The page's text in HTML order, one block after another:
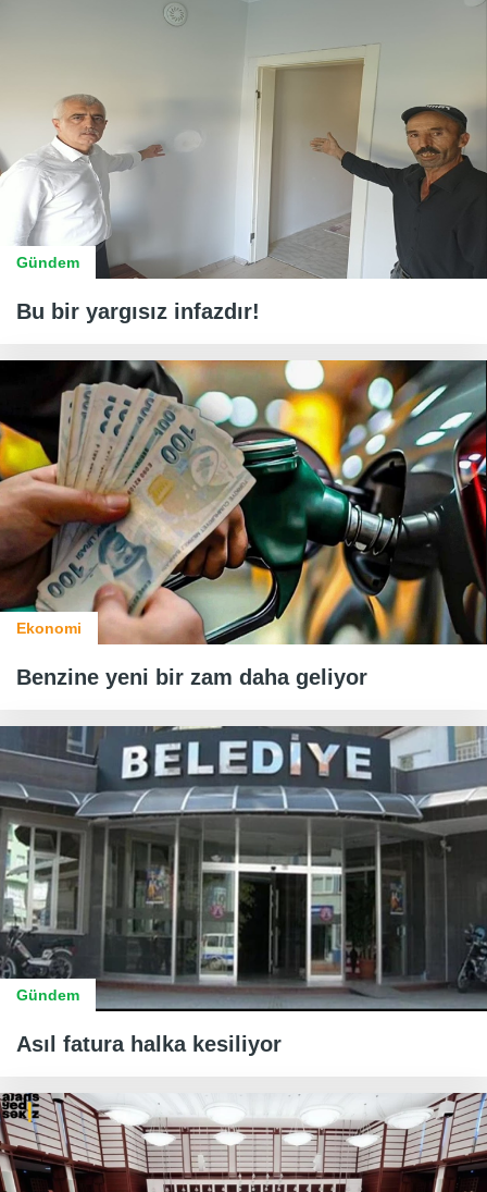
Gündem
Bu bir yargısız infazdır!
Ekonomi
Benzine yeni bir zam daha geliyor
Gündem
Asıl fatura halka kesiliyor